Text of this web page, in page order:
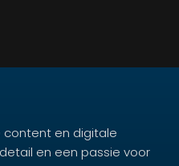
content en digitale
en een passie voor